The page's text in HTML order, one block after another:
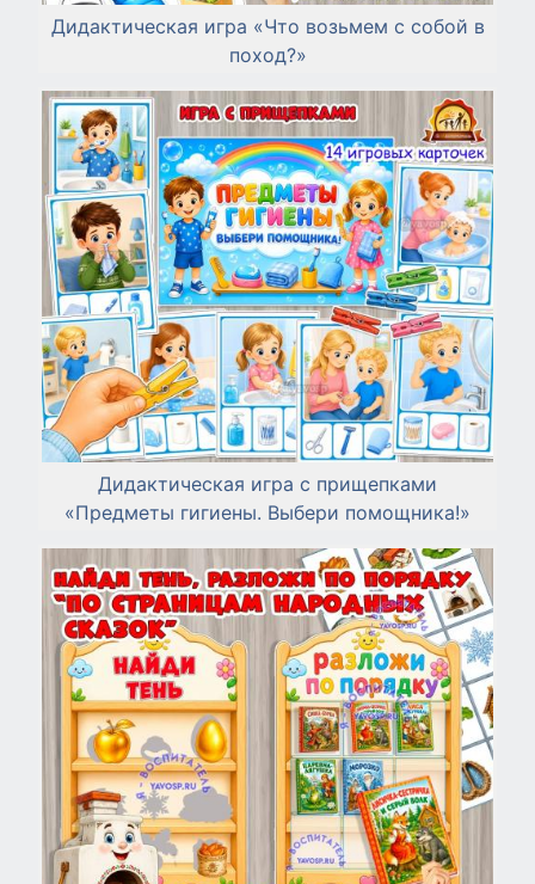
Дидактическая игра «Что возьмем с собой в
поход?»
Дидактическая игра с прищепками
«Предметы гигиены. Выбери помощника!»